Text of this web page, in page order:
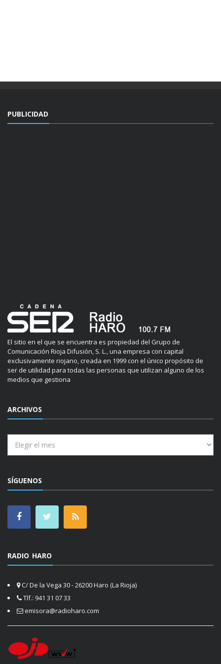
PUBLICIDAD
El sitio en el que se encuentra es propiedad del Grupo de
Comunicación Rioja Difusión, S. L., una empresa con capital
exclusivamente riojano, creada en 1999 con el único propósito de
ser de utilidad para todas las personas que utilizan alguno de los
medios que gestiona
ARCHIVOS
SÍGUENOS
RADIO HARO
C/ De la Vega 30 - 26200 Haro (La Rioja)
Tlf.: 941 31 07 33
emisora@radioharo.com